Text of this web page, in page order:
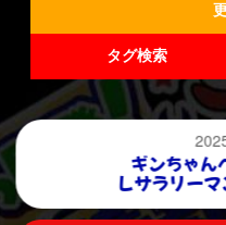
タグ検索
ギンちゃん
Ｌサラリー